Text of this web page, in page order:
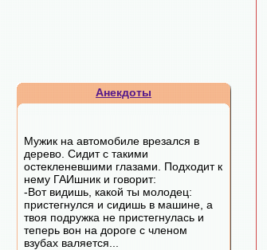
Анекдоты
Мужик на автомобиле врезался в
дерево. Сидит с такими
остекленевшими глазами. Подходит к
нему ГАИшник и говорит:
-Вот видишь, какой ты молодец:
пристегнулся и сидишь в машине, а
твоя подружка не пристегнулась и
теперь вон на дороге с членом
взубах валяется...